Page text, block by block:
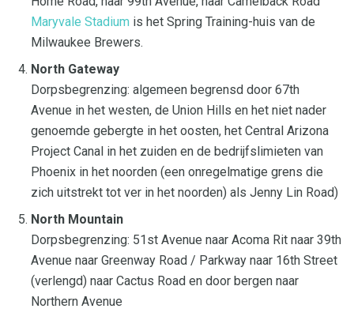
Maryvale Stadium is het Spring Training-huis van de
Milwaukee Brewers.
North Gateway
Dorpsbegrenzing: algemeen begrensd door 67th
Avenue in het westen, de Union Hills en het niet nader
genoemde gebergte in het oosten, het Central Arizona
Project Canal in het zuiden en de bedrijfslimieten van
Phoenix in het noorden (een onregelmatige grens die
zich uitstrekt tot ver in het noorden) als Jenny Lin Road)
North Mountain
Dorpsbegrenzing: 51st Avenue naar Acoma Rit naar 39th
Avenue naar Greenway Road / Parkway naar 16th Street
(verlengd) naar Cactus Road en door bergen naar
Northern Avenue